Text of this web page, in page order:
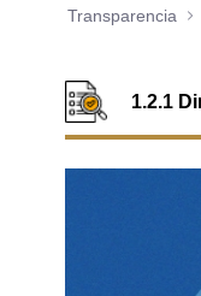
Transparencia
1.2.1